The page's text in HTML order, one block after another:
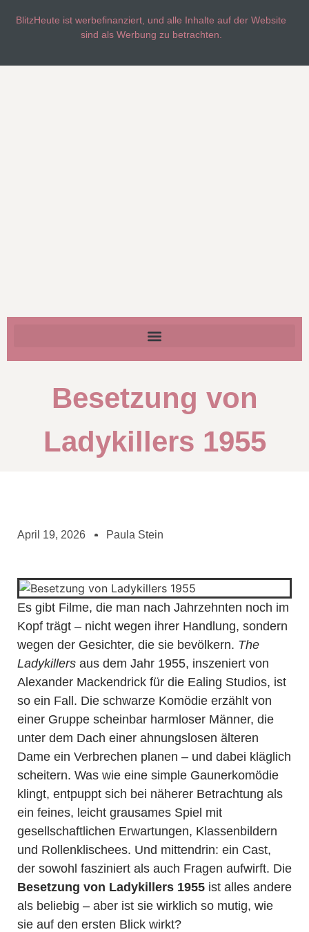
BlitzHeute ist werbefinanziert, und alle Inhalte auf der Website
sind als Werbung zu betrachten.
Besetzung von
Ladykillers 1955
April 19, 2026 Paula Stein
Es gibt Filme, die man nach Jahrzehnten noch im
Kopf trägt – nicht wegen ihrer Handlung, sondern
wegen der Gesichter, die sie bevölkern. The
Ladykillers aus dem Jahr 1955, inszeniert von
Alexander Mackendrick für die Ealing Studios, ist
so ein Fall. Die schwarze Komödie erzählt von
einer Gruppe scheinbar harmloser Männer, die
unter dem Dach einer ahnungslosen älteren
Dame ein Verbrechen planen – und dabei kläglich
scheitern. Was wie eine simple Gaunerkomödie
klingt, entpuppt sich bei näherer Betrachtung als
ein feines, leicht grausames Spiel mit
gesellschaftlichen Erwartungen, Klassenbildern
und Rollenklischees. Und mittendrin: ein Cast,
der sowohl fasziniert als auch Fragen aufwirft. Die
Besetzung von Ladykillers 1955 ist alles andere
als beliebig – aber ist sie wirklich so mutig, wie
sie auf den ersten Blick wirkt?